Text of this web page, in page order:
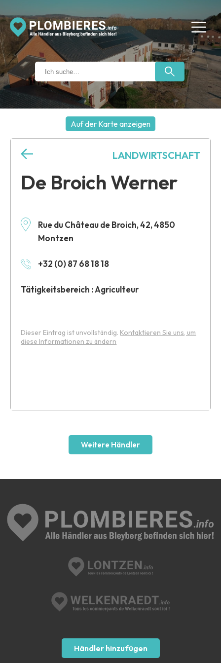
Auf der Karte anzeigen
De Broich Werner
Rue du Château de Broich, 42, 4850
Montzen
+32 (0) 87 68 18 18
Tätigkeitsbereich : Agriculteur
LANDWIRTSCHAFT
Dieser Eintrag ist unvollständig. Kontaktieren Sie uns, um
diese Informationen zu ändern
+
−
Weitere Händler
Händler hinzufügen